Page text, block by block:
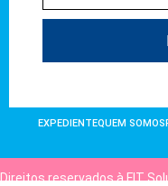
EXPEDIENTEQUEM SOMOS
Direitos reservados à FIT